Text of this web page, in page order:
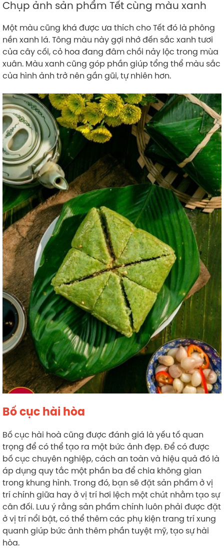
Chụp ảnh sản phẩm Tết cùng màu xanh
Một màu cũng khá được ưa thích cho Tết đó là phông
nền xanh lá. Tông màu này gợi nhớ đến sắc xanh tươi
của cây cối, cỏ hoa đang đâm chồi nảy lộc trong mùa
xuân. Màu xanh cũng góp phần giúp tổng thể màu sắc
của hình ảnh trở nên gần gũi, tự nhiên hơn.
Bố cục hài hòa
Bố cục hài hoà cũng được đánh giá là yếu tố quan
trọng để có thể tạo ra một bức ảnh đẹp. Để có được
bố cục chuyên nghiệp, cách an toàn và hiệu quả đó là
áp dụng quy tắc một phần ba để chia không gian
trong khung hình. Trong đó, bạn sẽ đặt sản phẩm ở vị
trí chính giữa hay ở vị trí hơi lệch một chút nhằm tạo sự
cân đối. Lưu ý rằng sản phẩm chính luôn phải được đặt
ở vị trí nổi bật, có thể thêm các phụ kiện trang trí xung
quanh giúp bức ảnh thêm phần tuyệt mỹ, tạo sự hài
hòa.